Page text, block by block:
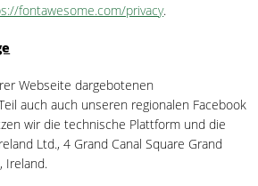
fontawesome.com/privacy.
Webseite dargebotenen
auch auch unseren regionalen Facebook
wir die technische Plattform und die
Ltd., 4 Grand Canal Square Grand
Ireland.